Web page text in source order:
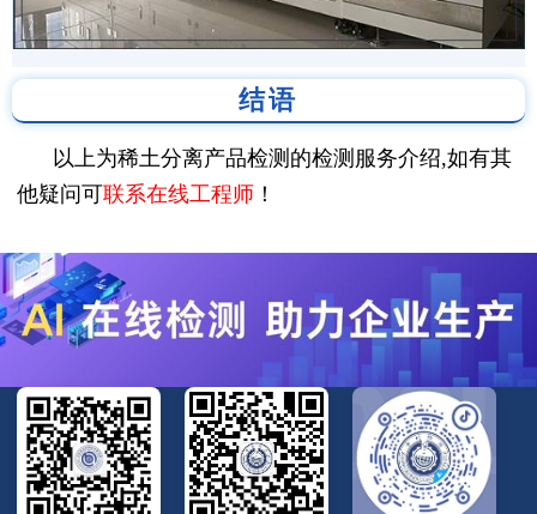
结语
以上为稀土分离产品检测的检测服务介绍,如有其
他疑问可联系在线工程师 ！